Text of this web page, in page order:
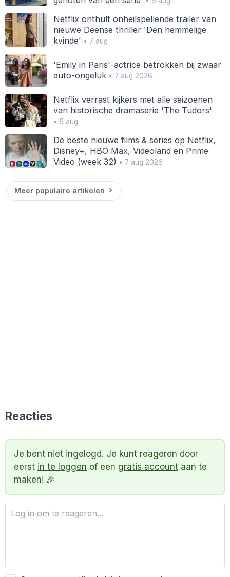
Netflix onthult onheilspellende trailer van
nieuwe Deense thriller 'Den hemmelige
kvinde' • 7 aug
'Emily in Paris'-actrice betrokken bij zwaar
auto-ongeluk• 7 aug 2026
Netflix verrast kijkers met alle seizoenen
van historische dramaserie 'The Tudors'
• 5 aug
De beste nieuwe films & series op Netflix,
Disney+, HBO Max, Videoland en Prime
Video (week 32) • 7 aug 2026
Meer populaire artikelen
Reacties
Je bent niet ingelogd. Je kunt reageren door
eerst in te loggen of een gratis account aan te
maken! 🎉